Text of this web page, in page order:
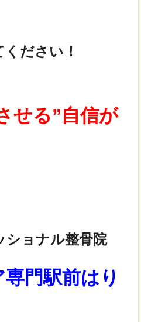
ださい！
せる”自信が
ショナル整骨院
門駅前はり